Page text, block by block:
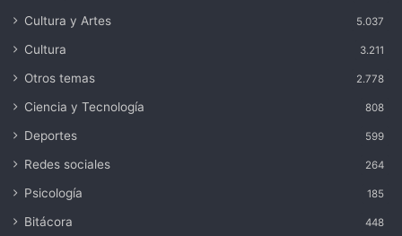
Cultura y Artes 5.037
Cultura 3.211
Otros temas 2.778
Ciencia y Tecnología 808
Deportes 599
Redes sociales 264
Psicología 185
Bitácora 448